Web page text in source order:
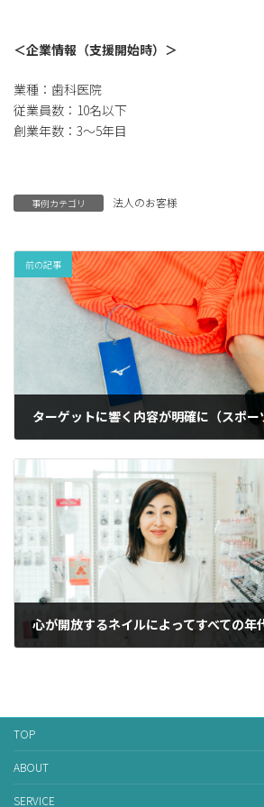
＜企業情報（支援開始時）＞
業種：歯科医院
従業員数：10名以下
創業年数：3～5年目
事例カテゴリ 法人のお客様
前の記事
TOP
ABOUT
SERVICE